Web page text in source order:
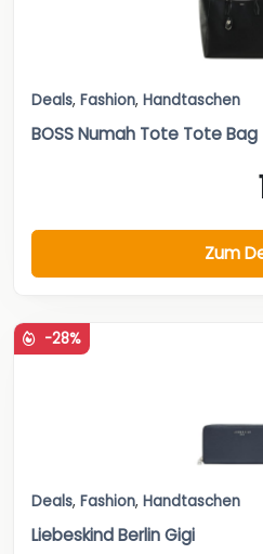
Deals, Fashion, Handtaschen
BOSS Numah Tote Tote Bag
Zum
-28%
Deals, Fashion, Handtaschen
Liebeskind Berlin Gigi